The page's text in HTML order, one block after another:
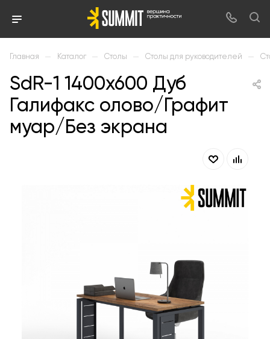
Главная — Каталог — Столы — Столы для руководителей —
SdR-1 1400х600 Дуб
Галифакс олово/Графит
муар/Без экрана